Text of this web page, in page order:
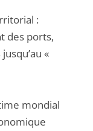
:
des ports,
«
mondial